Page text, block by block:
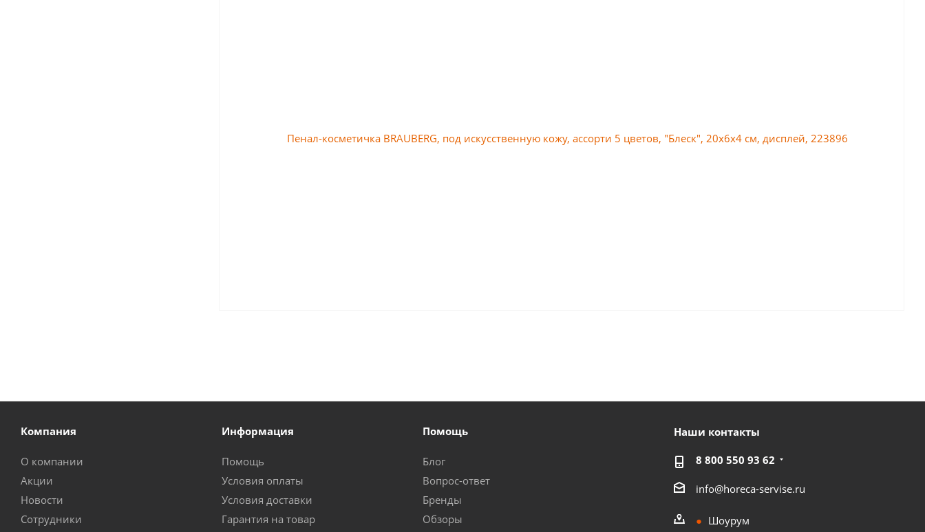
Компания
О компании
Акции
Новости
Сотрудники
Информация
Помощь
Условия оплаты
Условия доставки
Гарантия на товар
Помощь
Блог
Вопрос-ответ
Бренды
Обзоры
Наши контакты
8 800 550 93 62
info@horeca-servise.ru
Шоурум